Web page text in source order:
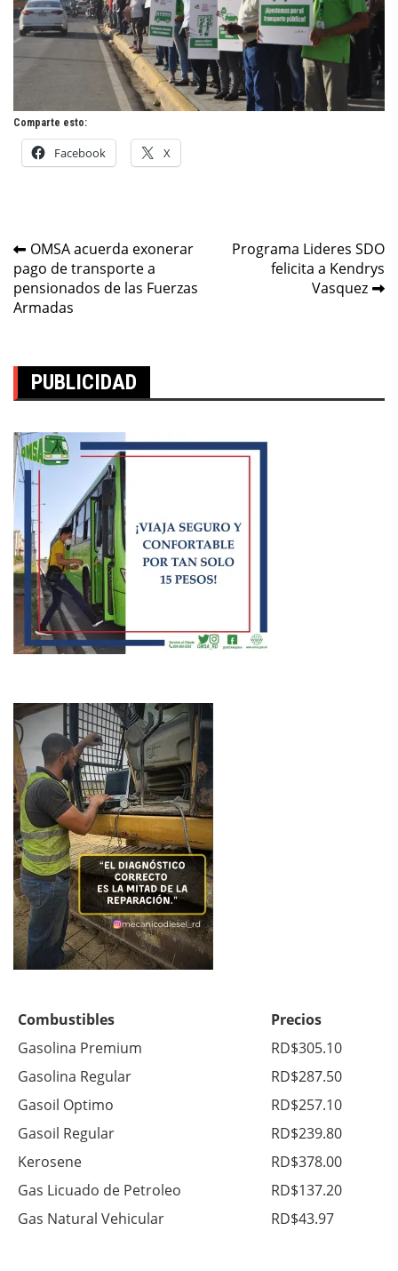
Comparte esto:
Facebook X
Navegación
de
entradas
OMSA acuerda exonerar
pago de transporte a
pensionados de las Fuerzas
Armadas
Programa Lideres SDO
felicita a Kendrys
Vasquez
PUBLICIDAD
Combustibles
Precios
Gasolina Premium
RD$305.10
Gasolina Regular
RD$287.50
Gasoil Optimo
RD$257.10
Gasoil Regular
RD$239.80
Kerosene
RD$378.00
Gas Licuado de Petroleo
RD$137.20
Gas Natural Vehicular
RD$43.97